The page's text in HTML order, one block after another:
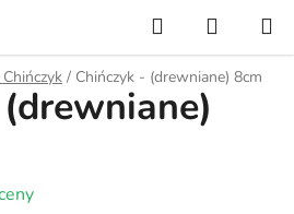
Szukaj
/ Chińczyk - (drewniane) 8cm